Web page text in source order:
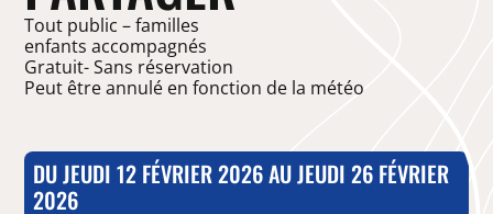
Tout public – familles
enfants accompagnés
Gratuit- Sans réservation
Peut être annulé en fonction de la météo
DU JEUDI 12 FÉVRIER 2026 AU JEUDI 26 FÉVRIER
2026